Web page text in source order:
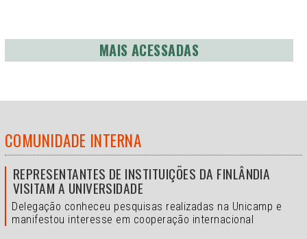
MAIS ACESSADAS
COMUNIDADE INTERNA
REPRESENTANTES DE INSTITUIÇÕES DA FINLÂNDIA
VISITAM A UNIVERSIDADE
Delegação conheceu pesquisas realizadas na Unicamp e
manifestou interesse em cooperação internacional